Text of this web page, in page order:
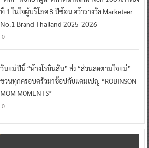
ที่ 1 ในใจผู้บริโภค 8 ปีซ้อน คว้ารางวัล Marketeer
No.1 Brand Thailand 2025-2026
0
วันแม่ปีนี้ “ห้างโรบินสัน” ส่ง “ส่วนลดตามใจแม่”
ชวนทุกครอบครัวมาช้อปกับแคมเปญ “ROBINSON
MOM MOMENTS”
0